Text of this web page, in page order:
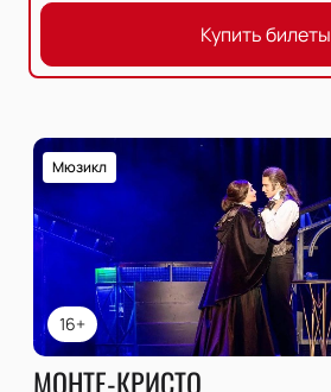
Купить билеты
16+
Мюзикл
МОНТЕ-КРИСТО